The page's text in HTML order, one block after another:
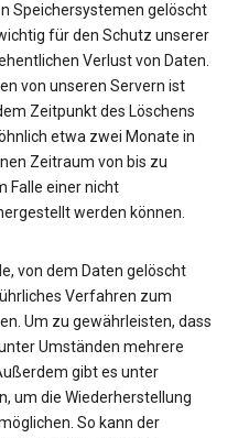
Speichersystemen gelöscht
für den Schutz unserer
Verlust von Daten.
von unseren Servern ist
Zeitpunkt des Löschens
etwa zwei Monate in
Zeitraum von bis zu
Falle einer nicht
werden können.
von dem Daten gelöscht
Verfahren zum
Um zu gewährleisten, dass
Umständen mehrere
gibt es unter
um die Wiederherstellung
So kann der